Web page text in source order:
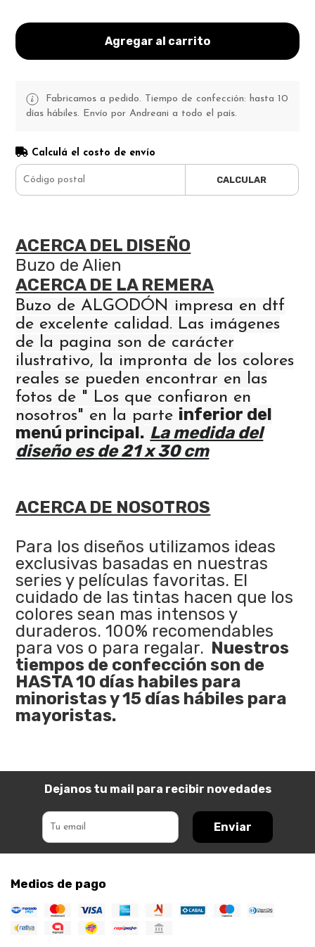
Agregar al carrito
Fabricamos a pedido. Tiempo de confección: hasta 10
días hábiles. Envío por Andreani a todo el país.
Calculá el costo de envío
CALCULAR
ACERCA DEL DISEÑO
Buzo de Alien
ACERCA DE LA REMERA
Buzo de ALGODÓN impresa en dtf
de excelente calidad. Las imágenes
de la pagina son de carácter
ilustrativo, la impronta de los colores
reales se pueden encontrar en las
fotos de " Los que confiaron en
nosotros" en la parte inferior del
menú principal. La medida del
diseño es de 21 x 30 cm
ACERCA DE NOSOTROS
Para los diseños utilizamos ideas
exclusivas basadas en nuestras
series y películas favoritas. El
cuidado de las tintas hacen que los
colores sean mas intensos y
duraderos. 100% recomendables
para vos o para regalar. Nuestros
tiempos de confección son de
HASTA 10 días habiles para
minoristas y 15 días hábiles para
mayoristas.
Dejanos tu mail para recibir novedades
Enviar
Medios de pago